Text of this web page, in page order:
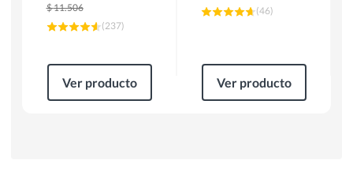
$11.506
(237)
Ver producto
(46)
Ver producto